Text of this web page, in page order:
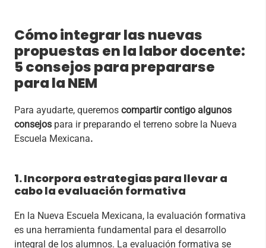
Cómo integrar las nuevas
propuestas en la labor docente:
5 consejos para prepararse
para la NEM
Para ayudarte, queremos compartir contigo algunos
consejos para ir preparando el terreno sobre la Nueva
Escuela Mexicana.
1. Incorpora estrategias para llevar a
cabo la evaluación formativa
En la Nueva Escuela Mexicana, la evaluación formativa
es una herramienta fundamental para el desarrollo
integral de los alumnos. La evaluación formativa se